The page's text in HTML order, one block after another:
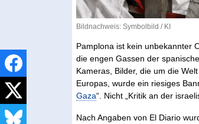
Bildnachweis: Symbolbild / KI
Pamplona ist kein unbekannter
die engen Gassen der
Kameras, Bilder, die um die
Europas, wurde ein riesiges
Gaza“. Nicht „Kritik an der
Nach Angaben von El Diario